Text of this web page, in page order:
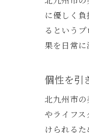
に優しく
るという
果を日常に
個性を引
北九州市
やライフ
けられる